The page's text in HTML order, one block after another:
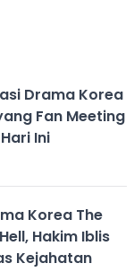
Drama Korea
Fan Meeting
Ini
Korea The
Hakim Iblis
Kejahatan